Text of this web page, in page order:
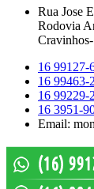
Rua Jose
Rodovia
16 99127-
16 99463-
16 99229-
16 3951-
Email: